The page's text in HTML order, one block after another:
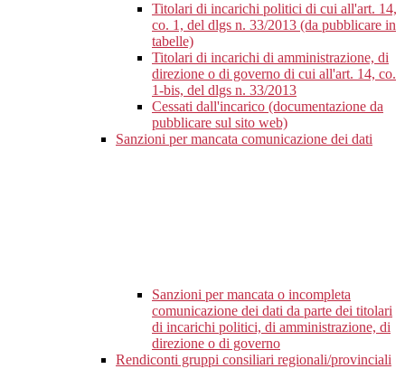
Titolari di incarichi politici di cui all'art. 14,
co. 1, del dlgs n. 33/2013 (da pubblicare in
tabelle)
Titolari di incarichi di amministrazione, di
direzione o di governo di cui all'art. 14, co.
1-bis, del dlgs n. 33/2013
Cessati dall'incarico (documentazione da
pubblicare sul sito web)
Sanzioni per mancata comunicazione dei dati
Sanzioni per mancata o incompleta
comunicazione dei dati da parte dei titolari
di incarichi politici, di amministrazione, di
direzione o di governo
Rendiconti gruppi consiliari regionali/provinciali